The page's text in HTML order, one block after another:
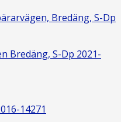
Bredäng, S-Dp
Bredäng, S-Dp 2021-
14271